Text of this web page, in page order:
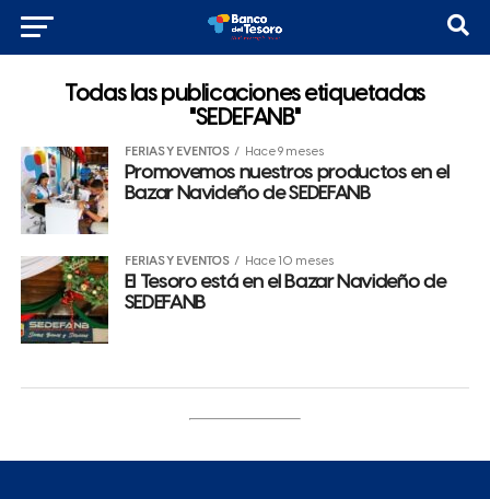
Todas las publicaciones etiquetadas
"SEDEFANB"
FERIAS Y EVENTOS Hace 9 meses
Promovemos nuestros productos en el
Bazar Navideño de SEDEFANB
FERIAS Y EVENTOS Hace 10 meses
El Tesoro está en el Bazar Navideño de
SEDEFANB